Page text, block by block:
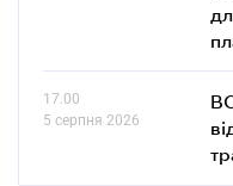
17.00
5 серпня 2026